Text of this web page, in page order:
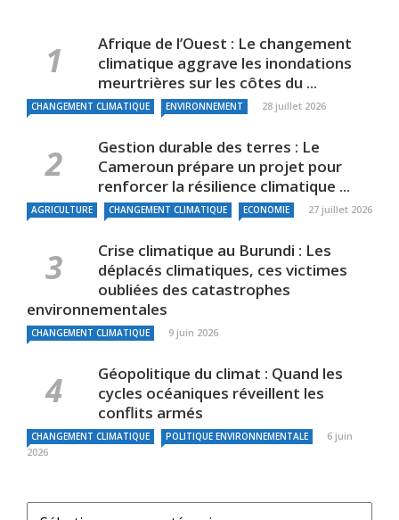
Afrique de l’Ouest : Le changement
climatique aggrave les inondations
meurtrières sur les côtes du ...
CHANGEMENT CLIMATIQUE ENVIRONNEMENT 28 juillet 2026
Gestion durable des terres : Le
Cameroun prépare un projet pour
renforcer la résilience climatique ...
AGRICULTURE CHANGEMENT CLIMATIQUE ECONOMIE 27 juillet 2026
Crise climatique au Burundi : Les
déplacés climatiques, ces victimes
oubliées des catastrophes
environnementales
CHANGEMENT CLIMATIQUE 9 juin 2026
Géopolitique du climat : Quand les
cycles océaniques réveillent les
conflits armés
CHANGEMENT CLIMATIQUE POLITIQUE ENVIRONNEMENTALE
6 juin
2026